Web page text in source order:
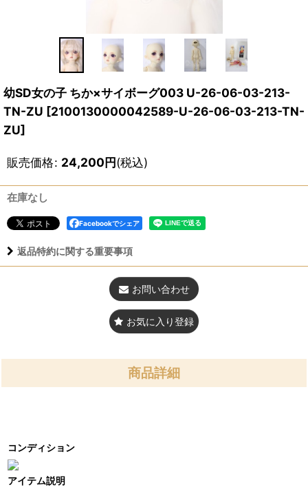
幼SD女の子 ちか×サイボーグ003 U-26-06-03-213-
TN-ZU [2100130000042589-U-26-06-03-213-TN-
ZU]
販売価格: 24,200円(税込)
在庫なし
Facebookでシェア
返品特約に関する重要事項
お問い合わせ
お気に入り登録
商品詳細
コンディション
アイテム説明